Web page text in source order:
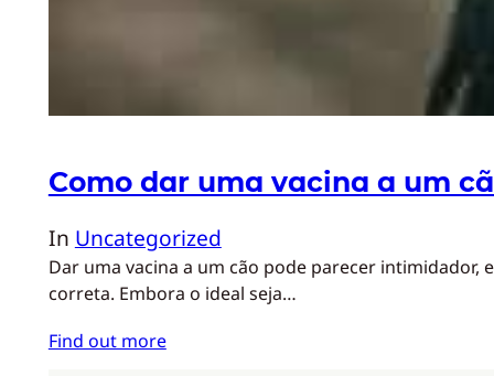
Como dar uma vacina a um
In Uncategorized
Dar uma vacina a um cão pode parecer
correta. Embora o ideal seja…
Find out more